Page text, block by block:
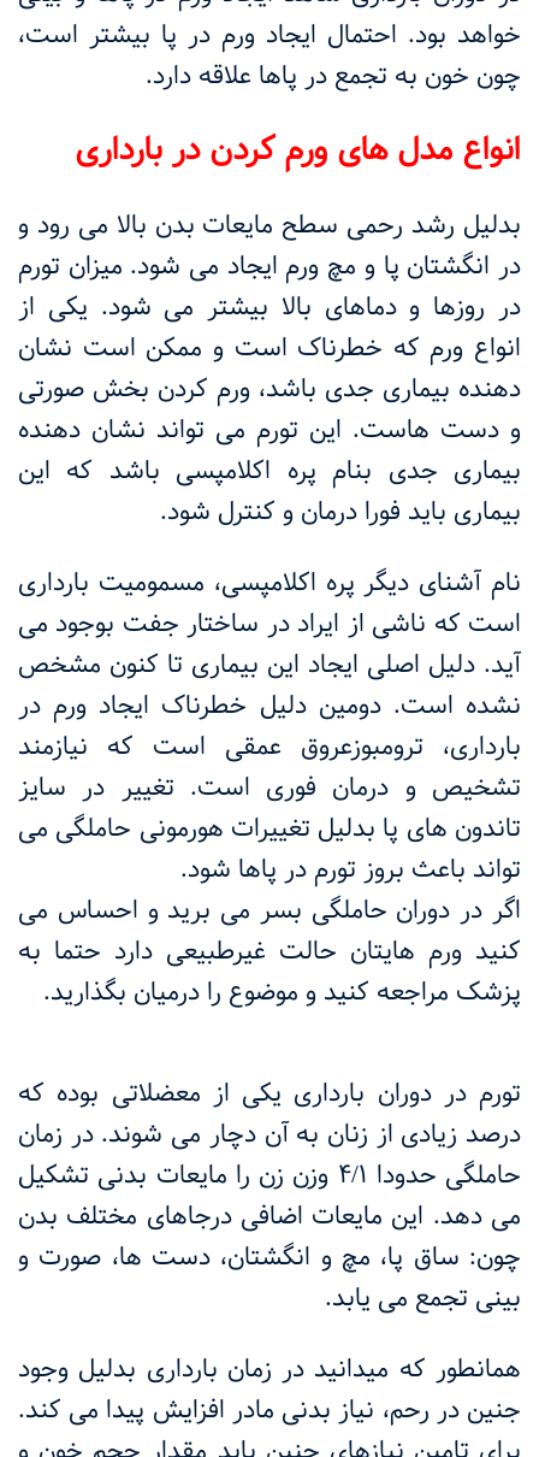
خواهد بود. احتمال ایجاد ورم در پا بیشتر است،
چون خون به تجمع در پاها علاقه دارد.
انواع مدل های ورم کردن در بارداری
بدلیل رشد رحمی سطح مایعات بدن بالا می رود و
در انگشتان پا و مچ ورم ایجاد می شود. میزان تورم
در روزها و دماهای بالا بیشتر می شود. یکی از
انواع ورم که خطرناک است و ممکن است نشان
دهنده بیماری جدی باشد، ورم کردن بخش صورتی
و دست هاست. این تورم می تواند نشان دهنده
بیماری جدی بنام پره اکلامپسی باشد که این
بیماری باید فورا درمان و کنترل شود.
نام آشنای دیگر پره اکلامپسی، مسمومیت بارداری
است که ناشی از ایراد در ساختار جفت بوجود می
آید. دلیل اصلی ایجاد این بیماری تا کنون مشخص
نشده است. دومین دلیل خطرناک ایجاد ورم در
بارداری، ترومبوزعروق عمقی است که نیازمند
تشخیص و درمان فوری است. تغییر در سایز
تاندون های پا بدلیل تغییرات هورمونی حاملگی می
تواند باعث بروز تورم در پاها شود.
اگر در دوران حاملگی بسر می برید و احساس می
کنید ورم هایتان حالت غیرطبیعی دارد حتما به
پزشک مراجعه کنید و موضوع را درمیان بگذارید.
تورم در دوران بارداری یکی از معضلاتی بوده که
درصد زیادی از زنان به آن دچار می شوند. در زمان
حاملگی حدودا 4/1 وزن زن را مایعات بدنی تشکیل
می دهد. این مایعات اضافی درجاهای مختلف بدن
چون: ساق پا، مچ و انگشتان، دست ها، صورت و
بینی تجمع می یابد.
همانطور که میدانید در زمان بارداری بدلیل وجود
جنین در رحم، نیاز بدنی مادر افزایش پیدا می کند.